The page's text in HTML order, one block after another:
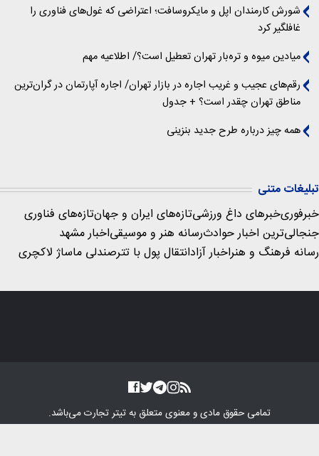
شورش کارمندان اپل و مایکروسافت؛ اعتراضی که غول‌های فناوری را
غافلگیر کرد
میادین میوه و تره‌بار تهران تعطیل است؟/ اطلاعیه مهم
رقم‌های عجیب و غریب اجاره در بازار تهران/ اجاره آپارتمان در گران‌ترین
مناطق تهران چقدر است؟ + جدول
همه چیز درباره طرح جدید بنزینی
تبلیغات متنی
خبرفوریخبرهای داغ ورزشیتازه‌های ایران و جهانتازه‌های فناوری
جنجالی‌ترین اخبار حوادثرسانه هنر و موسیقیاخبار مشهد
رسانه فرهنگ و هنراخبار آزادانتقال پول با تترصندلی ماساژ لاکچری
تمامی حقوق مادی و معنوی متعلق بهتیتر تجارتمی‌باشد.